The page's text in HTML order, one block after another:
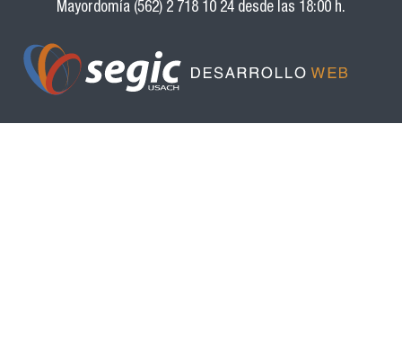
Mayordomía (562) 2 718 10 24 desde las 18:00 h.